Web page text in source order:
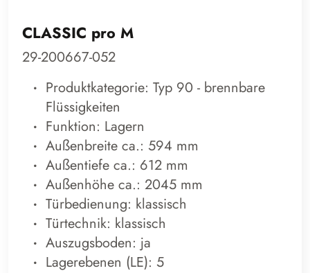
CLASSIC pro M
29-200667-052
Produktkategorie: Typ 90 - brennbare
Flüssigkeiten
Funktion: Lagern
Außenbreite ca.: 594 mm
Außentiefe ca.: 612 mm
Außenhöhe ca.: 2045 mm
Türbedienung: klassisch
Türtechnik: klassisch
Auszugsboden: ja
Lagerebenen (LE): 5